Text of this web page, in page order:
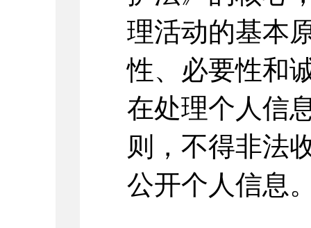
理活动的基本
性、必要性和
在处理个人信
则，不得非法
公开个人信息